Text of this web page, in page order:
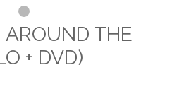
THE
+ DVD)